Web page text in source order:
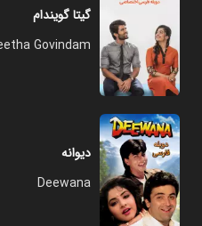
گیتا گویندام
Govindam
دیوانه
Deewana